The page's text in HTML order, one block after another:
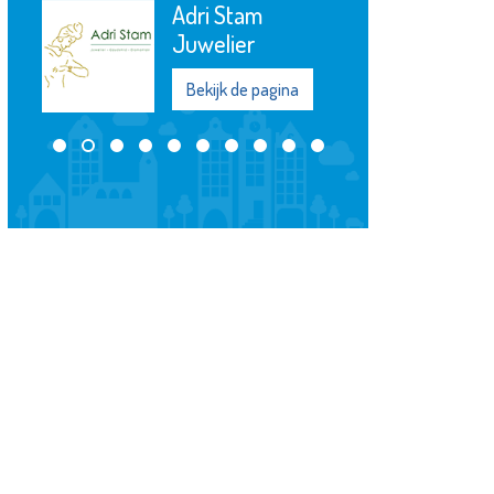
De
OproepCentrale
Bekijk de pagina